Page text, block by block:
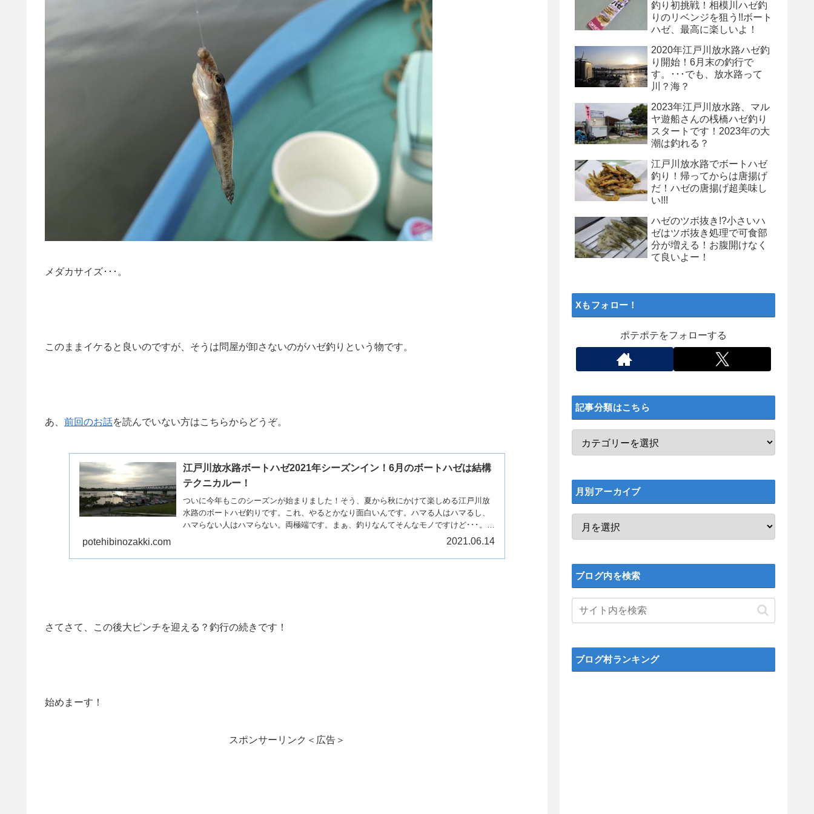
メダカサイズ･･･。
このままイケると良いのですが、そうは問屋が卸さないのがハゼ釣りという物です。
あ、 前回のお話を読んでいない方はこちらからどうぞ。
江戸川放水路ボートハゼ2021年シーズンイン！6月のボートハゼは結構
テクニカルー！
ついに今年もこのシーズンが始まりました！そう、夏から秋にかけて楽しめる江戸川放
水路のボートハゼ釣りです。これ、やるとかなり面白いんです。ハマる人はハマるし、
ハマらない人はハマらない。両極端です。まぁ、釣りなんてそんなモノですけど･･･。
potehibinozakki.com 2021.06.14
さてさて、この後大ピンチを迎える？釣行の続きです！
始めまーす！
スポンサーリンク＜広告＞
釣り初挑戦！相模川ハゼ釣
りのリベンジを狙う!!ボート
ハゼ、最高に楽しいよ！
2020年江戸川放水路ハゼ釣
り開始！6月末の釣行で
す。･･･でも、放水路って
川？海？
2023年江戸川放水路、マル
ヤ遊船さんの桟橋ハゼ釣り
スタートです！2023年の大
潮は釣れる？
江戸川放水路でボートハゼ
釣り！帰ってからは唐揚げ
だ！ハゼの唐揚げ超美味し
い!!!
ハゼのツボ抜き!?小さいハ
ゼはツボ抜き処理で可食部
分が増える！お腹開けなく
て良いよー！
Xもフォロー！
ポテポテをフォローする
記事分類はこちら
月別アーカイブ
ブログ内を検索
ブログ村ランキング